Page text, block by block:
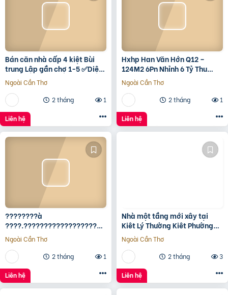
Bán căn nhà cấp 4 kiệt Bùi
trung Lập gần chợ 1-5 ✅Diện
tích 5*22 ✅Hướng Tây Bắc
✅Đường oto thông
Ngoài Cần Thơ
2 tháng
1
Liên hệ
Hxhp Han Văn Hớn Q12 –
124M2 6Pn Nhỉnh 6 Tỷ Thu
15Tr/Tháng
Ngoài Cần Thơ
2 tháng
1
Liên hệ
????????à
????.????????????????????,
???????????????? ????
ộ???? ????????ấ????, ????
ó???? ???? ????ặ????
????????ề????
????????????, ????????á
????.???? ????ỷ
Ngoài Cần Thơ
2 tháng
1
Liên hệ
Nhà một tầng mới xây tại
Kiêt Lý Thường Kiêt Phường
nam Đông Hà Quảng Trị
Ngoài Cần Thơ
2 tháng
3
Liên hệ